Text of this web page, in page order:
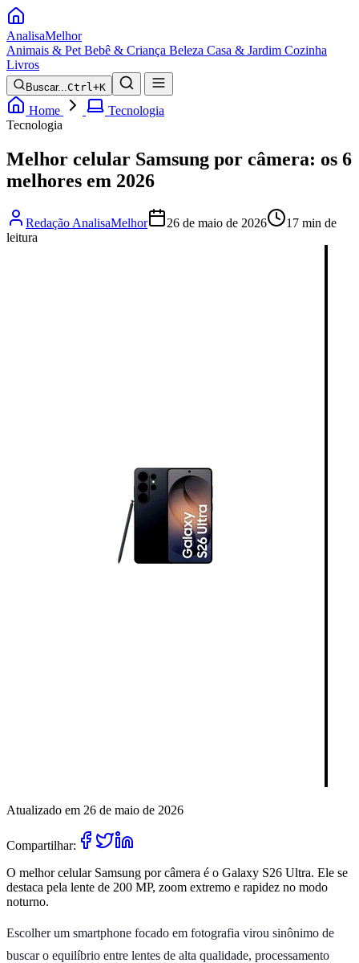
AnalisaMelhor
Animais & Pet Bebê & Criança Beleza Casa & Jardim Cozinha
Livros
Buscar...Ctrl+K
Home
Tecnologia
Tecnologia
Melhor celular Samsung por câmera: os 6
melhores em 2026
Redação AnalisaMelhor 26 de maio de 2026
17 min de
leitura
Atualizado em 26 de maio de 2026
Compartilhar:
O melhor celular Samsung por câmera é o Galaxy S26 Ultra. Ele se
destaca pela lente de 200 MP, zoom extremo e rapidez no modo
noturno.
Escolher um smartphone focado em fotografia virou sinônimo de
buscar o equilíbrio entre lentes de alta qualidade, processamento